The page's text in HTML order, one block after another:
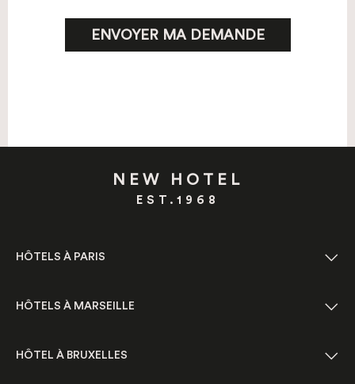
NEW HOTEL
EST.1968
HÔTELS À PARIS
HÔTELS À MARSEILLE
HÔTEL À BRUXELLES